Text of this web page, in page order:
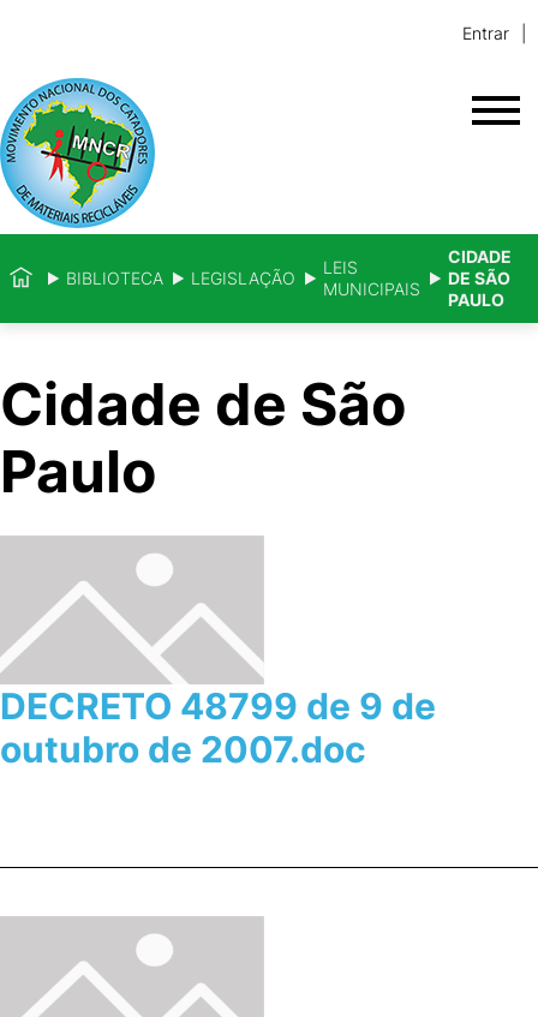
Entrar
BIBLIOTECA LEGISLAÇÃO
LEIS
MUNICIPAIS
CIDADE
DE SÃO
PAULO
Cidade de São
Paulo
DECRETO 48799 de 9 de
outubro de 2007.doc